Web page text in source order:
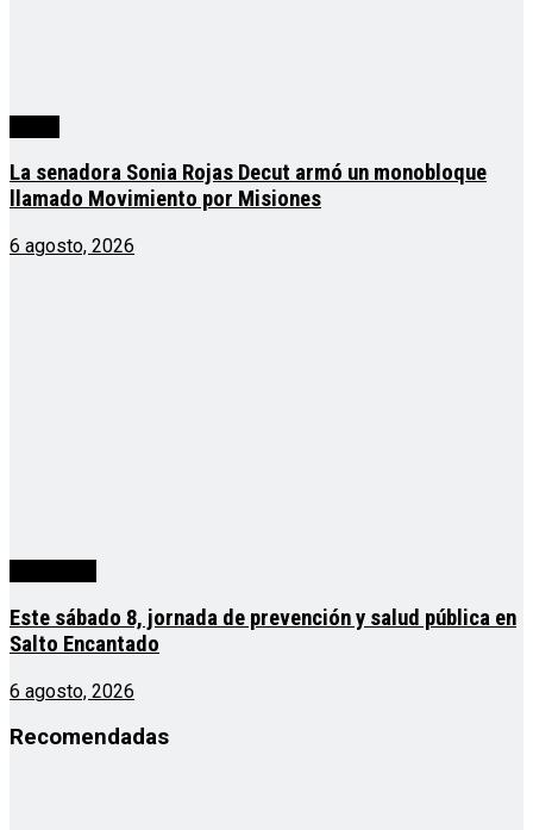
La senadora Sonia Rojas Decut armó un monobloque
llamado Movimiento por Misiones
6 agosto, 2026
Este sábado 8, jornada de prevención y salud pública en
Salto Encantado
6 agosto, 2026
Recomendadas